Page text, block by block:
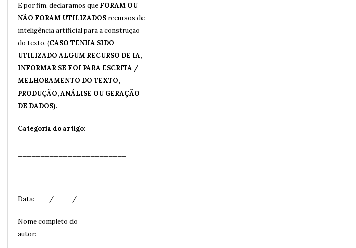
E por fim, declaramos que FORAM OU
NÃO FORAM UTILIZADOS recursos de
inteligência artificial para a construção
do texto. (CASO TENHA SIDO
UTILIZADO ALGUM RECURSO DE IA,
INFORMAR SE FOI PARA ESCRITA /
MELHORAMENTO DO TEXTO,
PRODUÇÃO, ANÁLISE OU GERAÇÃO
DE DADOS).
Categoria do artigo:
Data: ___/____/____
Nome completo do
autor:________________________